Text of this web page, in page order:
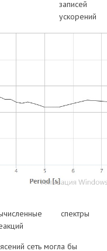
записей
ускорений
спектры
сеть могла бы